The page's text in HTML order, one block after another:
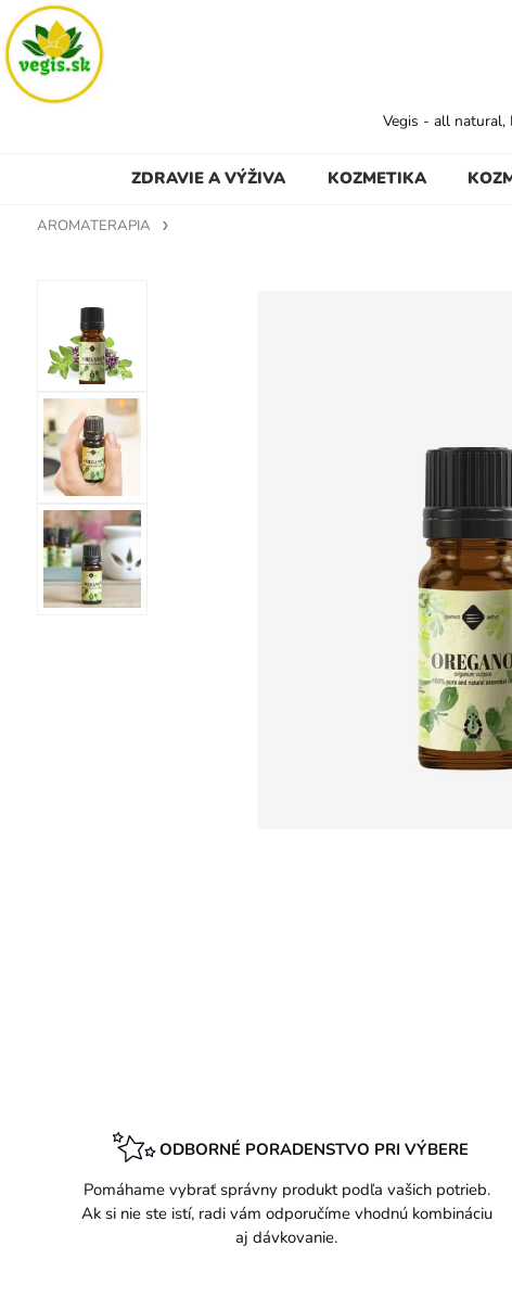
ZDRAVIE A VÝŽIVA KOZMETIKA
Vegis - all natural,
AROMATERAPIA
ODBORNÉ PORADENSTVO PRI VÝBERE
Pomáhame vybrať správny produkt podľa vašich potrieb.
Ak si nie ste istí, radi vám odporučíme vhodnú kombináciu
aj dávkovanie.